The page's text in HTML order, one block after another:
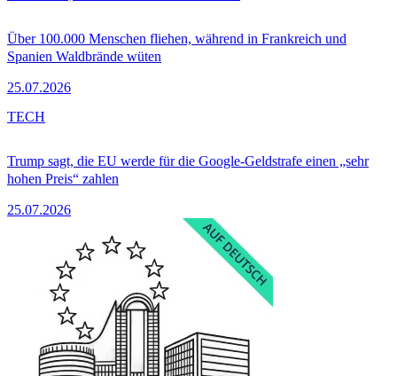
Über 100.000 Menschen fliehen, während in Frankreich und
Spanien Waldbrände wüten
25.07.2026
Trump sagt, die EU werde für die Google-Geldstrafe einen „sehr
hohen Preis“ zahlen
25.07.2026
TECH